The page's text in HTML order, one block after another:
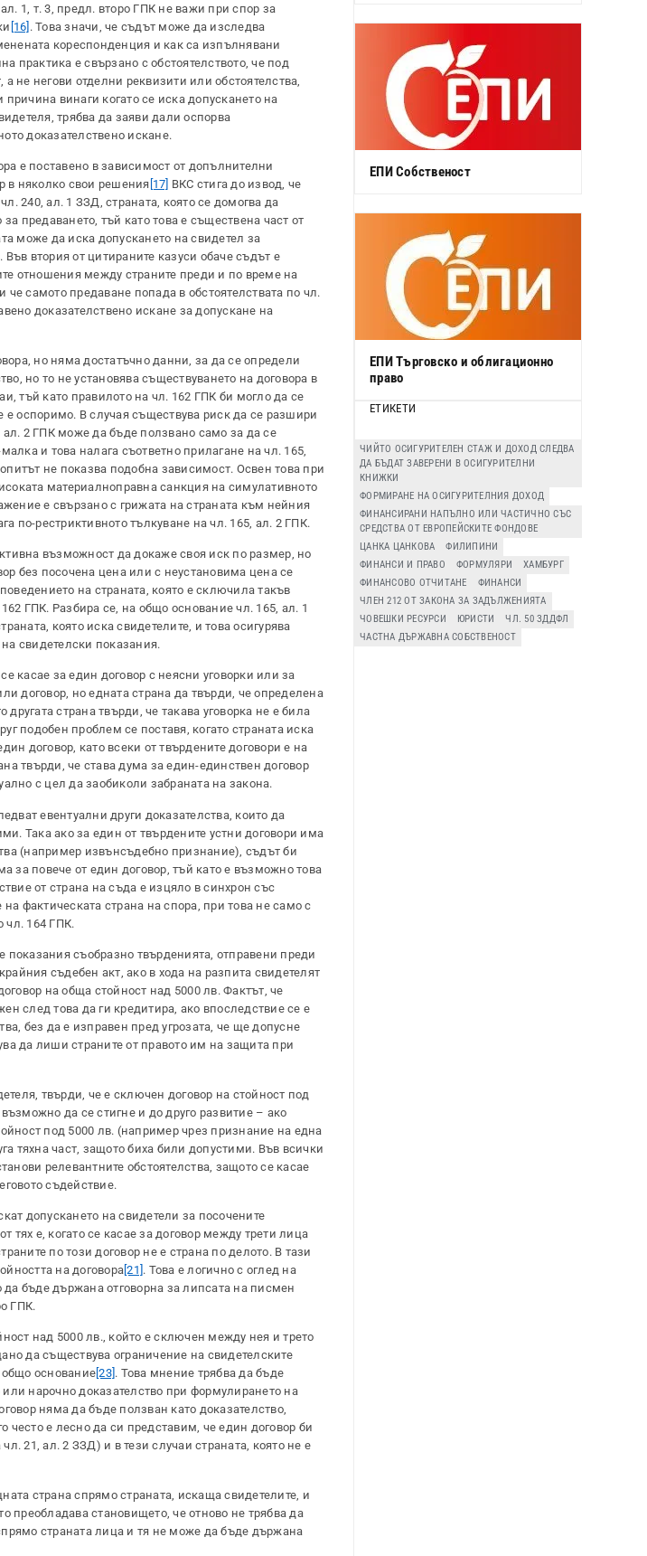
1, т. 3, предл. второ ГПК не важи при спор за
[16] . Това значи, че съдът може да изследва
кореспонденция и как са изпълнявани
практика е свързано с обстоятелството, че под
не негови отделни реквизити или обстоятелства,
винаги когато се иска допускането на
трябва да заяви дали оспорва
доказателствено искане.
е поставено в зависимост от допълнителни
в няколко свои решения [17] ВКС стига до извод, че
240, ал. 1 ЗЗД, страната, която се домогва да
предаването, тъй като това е съществена част от
може да иска допускането на свидетел за
втория от цитираните казуси обаче съдът е
отношения между страните преди и по време на
самото предаване попада в обстоятелствата по чл.
доказателствено искане за допускане на
но няма достатъчно данни, за да се определи
но то не установява съществуването на договора в
тъй като правилото на чл. 162 ГПК би могло да се
е оспоримо. В случая съществува риск да се разшири
ал. 2 ГПК може да бъде ползвано само за да се
и това налага съответно прилагане на чл. 165,
не показва подобна зависимост. Освен това при
материалноправна санкция на симулативното
е свързано с грижата на страната към нейния
по-рестриктивното тълкуване на чл. 165, ал. 2 ГПК.
възможност да докаже своя иск по размер, но
без посочена цена или с неустановима цена се
на страната, която е сключила такъв
ГПК. Разбира се, на общо основание чл. 165, ал. 1
която иска свидетелите, и това осигурява
свидетелски показания.
касае за един договор с неясни уговорки или за
договор, но едната страна да твърди, че определена
страна твърди, че такава уговорка не е била
подобен проблем се поставя, когато страната иска
договор, като всеки от твърдените договори е на
твърди, че става дума за един-единствен договор
с цел да заобиколи забраната на закона.
евентуални други доказателства, които да
Така ако за един от твърдените устни договори има
(например извънсъдебно признание), съдът би
за повече от един договор, тъй като е възможно това
от страна на съда е изцяло в синхрон със
фактическата страна на спора, при това не само с
чл. 164 ГПК.
съобразно твърденията, отправени преди
съдебен акт, ако в хода на разпита свидетелят
на обща стойност над 5000 лв. Фактът, че
след това да ги кредитира, ако впоследствие се е
без да е изправен пред угрозата, че ще допусне
да лиши страните от правото им на защита при
твърди, че е сключен договор на стойност под
да се стигне и до друго развитие – ако
под 5000 лв. (например чрез признание на една
тяхна част, защото биха били допустими. Във всички
релевантните обстоятелства, защото се касае
съдействие.
допускането на свидетели за посочените
тях е, когато се касае за договор между трети лица
по този договор не е страна по делото. В тази
на договора [21] . Това е логично с оглед на
да бъде държана отговорна за липсата на писмен
ГПК.
над 5000 лв., който е сключен между нея и трето
да съществува ограничение на свидетелските
общо основание [23] . Това мнение трябва да бъде
нарочно доказателство при формулирането на
няма да бъде ползван като доказателство,
е лесно да си представим, че един договор би
21, ал. 2 ЗЗД) и в тези случаи страната, която не е
страна спрямо страната, искаща свидетелите, и
преобладава становището, че отново не трябва да
страната лица и тя не може да бъде държана
ЕПИ Собственост
ЕПИ Търговско и облигационно
право
ЕТИКЕТИ
ЧИЙТО ОСИГУРИТЕЛЕН СТАЖ И ДОХОД СЛЕДВА
ДА БЪДАТ ЗАВЕРЕНИ В ОСИГУРИТЕЛНИ
КНИЖКИ
ФОРМИРАНЕ НА ОСИГУРИТЕЛНИЯ ДОХОД
ФИНАНСИРАНИ НАПЪЛНО ИЛИ ЧАСТИЧНО СЪС
СРЕДСТВА ОТ ЕВРОПЕЙСКИТЕ ФОНДОВЕ
ЦАНКА ЦАНКОВА
ФИЛИПИНИ
ФИНАНСИ И ПРАВО
ФОРМУЛЯРИ
ХАМБУРГ
ФИНАНСОВО ОТЧИТАНЕ
ФИНАНСИ
ЧЛЕН 212 ОТ ЗАКОНА ЗА ЗАДЪЛЖЕНИЯТА
ЧОВЕШКИ РЕСУРСИ
ЮРИСТИ
ЧЛ. 50 ЗДДФЛ
ЧАСТНА ДЪРЖАВНА СОБСТВЕНОСТ